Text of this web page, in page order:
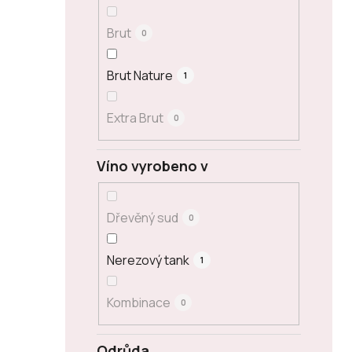
Brut 0
Brut Nature 1
Extra Brut 0
Víno vyrobeno v
Dřevěný sud 0
Nerezový tank 1
Kombinace 0